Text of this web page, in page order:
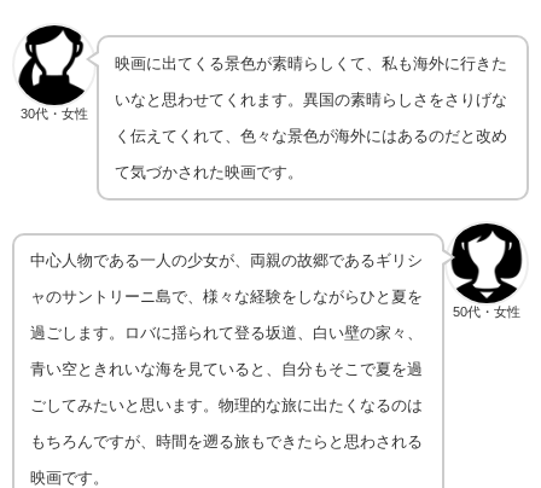
30代・女性
映画に出てくる景色が素晴らしくて、私も海外に行きた
いなと思わせてくれます。異国の素晴らしさをさりげな
く伝えてくれて、色々な景色が海外にはあるのだと改め
て気づかされた映画です。
50代・女性
中心人物である一人の少女が、両親の故郷であるギリシ
ャのサントリーニ島で、様々な経験をしながらひと夏を
過ごします。ロバに揺られて登る坂道、白い壁の家々、
青い空ときれいな海を見ていると、自分もそこで夏を過
ごしてみたいと思います。物理的な旅に出たくなるのは
もちろんですが、時間を遡る旅もできたらと思わされる
映画です。